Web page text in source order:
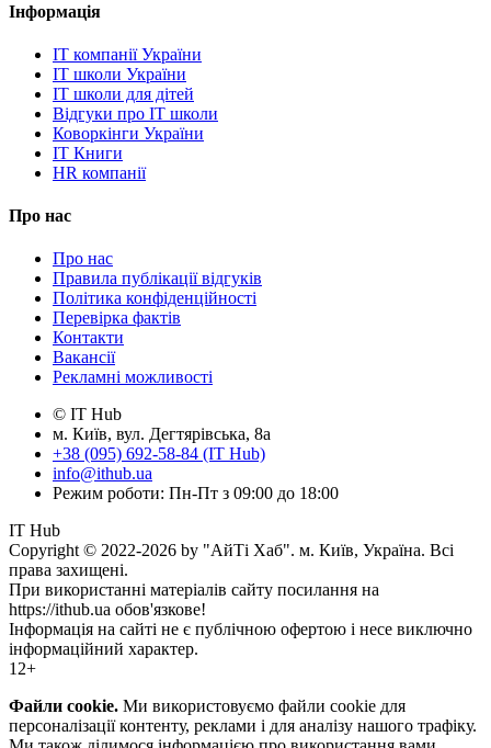
Інформація
IT компанії України
IT школи України
IT школи для дітей
Відгуки про IT школи
Коворкінги України
IT Книги
HR компанії
Про нас
Про нас
Правила публікації відгуків
Політика конфіденційності
Перевірка фактів
Контакти
Вакансії
Рекламні можливості
© IT Hub
м. Київ, вул. Дегтярівська, 8а
+38 (095) 692-58-84 (IT Hub)
info@ithub.ua
Режим роботи: Пн-Пт з 09:00 до 18:00
IT Hub
Copyright © 2022-2026 by "АйТі Хаб". м. Київ, Україна. Всі
права захищені.
При використанні матеріалів сайту посилання на
https://ithub.ua обов'язкове!
Інформація на сайті не є публічною офертою і несе виключно
інформаційний характер.
12+
Файли cookie. Ми використовуємо файли cookie для
персоналізації контенту, реклами і для аналізу нашого трафіку.